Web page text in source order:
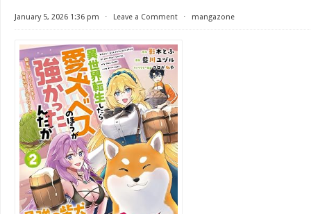
January 5, 2026 1:36 pm ⋅ Leave a Comment ⋅ mangazone